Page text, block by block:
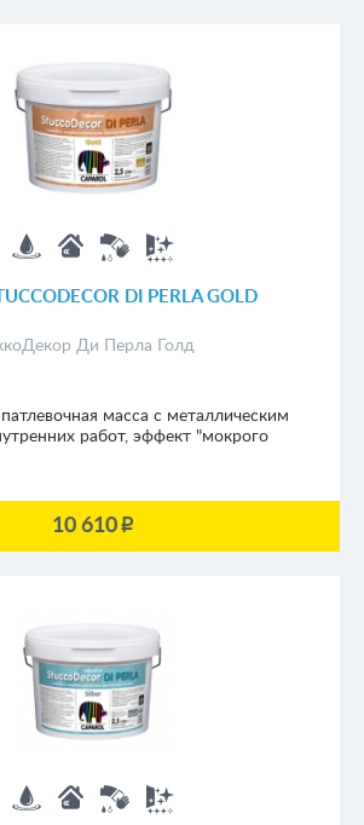
DI PERLA GOLD
Ди Перла Голд
масса с металлическим
работ, эффект "мокрого
10 610p